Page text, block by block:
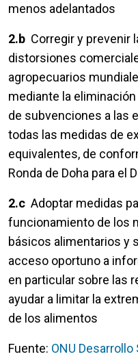
menos adelantados
2.b Corregir y prevenir
distorsiones
agropecuarios
mediante la
de subvenciones a las
todas las medidas de
equivalentes, de
Ronda de Doha para el
2.c Adoptar medidas
funcionamiento de los
básicos alimentarios y
acceso oportuno a
en particular sobre las
ayudar a limitar la
de los alimentos
Fuente: ONU